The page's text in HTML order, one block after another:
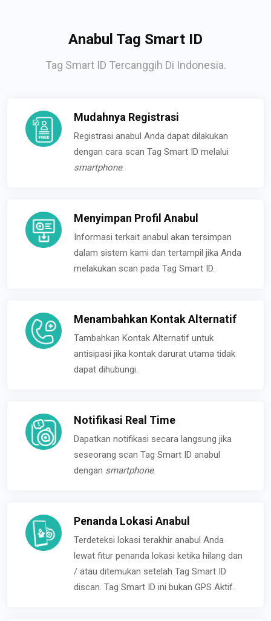
Anabul Tag Smart ID
Tag Smart ID Tercanggih Di Indonesia.
Mudahnya Registrasi
Registrasi anabul Anda dapat dilakukan
dengan cara scan Tag Smart ID melalui
smartphone.
Menyimpan Profil Anabul
Informasi terkait anabul akan tersimpan
dalam sistem kami dan tertampil jika Anda
melakukan scan pada Tag Smart ID.
Menambahkan Kontak Alternatif
Tambahkan Kontak Alternatif untuk
antisipasi jika kontak darurat utama tidak
dapat dihubungi.
Notifikasi Real Time
Dapatkan notifikasi secara langsung jika
seseorang scan Tag Smart ID anabul
dengan smartphone.
Penanda Lokasi Anabul
Terdeteksi lokasi terakhir anabul Anda
lewat fitur penanda lokasi ketika hilang dan
/ atau ditemukan setelah Tag Smart ID
discan. Tag Smart ID ini bukan GPS Aktif.